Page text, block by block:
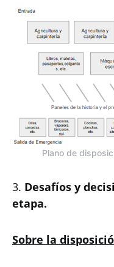
Plano de
3. Desafíos y
etapa.
Sobre la